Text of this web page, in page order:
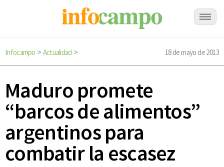
Infocampo > Actualidad > 18 de mayo de 2013
Maduro promete
“barcos de alimentos”
argentinos para
combatir la escasez